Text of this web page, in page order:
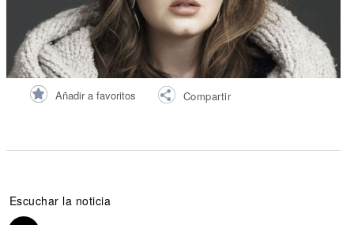
Añadir a favoritos Compartir
Escuchar la noticia